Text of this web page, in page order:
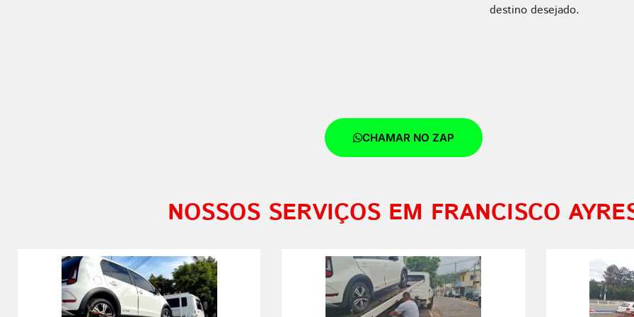
destino desejado.
CHAMAR NO ZAP
NOSSOS SERVIÇOS EM FRANCISCO